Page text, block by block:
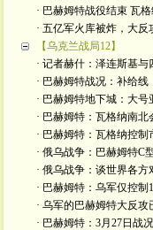
· 巴赫姆特战役结束 瓦
· 五亿军火库被炸，大反
【乌克兰战局12】
· 记者赫什：泽连斯基与
· 巴赫姆特战况：补给线
· 巴赫姆特地下城：大号
· 巴赫姆特：瓦格纳南北
· 巴赫姆特：瓦格纳控制
· 俄乌战争：巴赫姆特C
· 俄乌战争：谈世界各方
· 巴赫姆特：乌军仅控制
· 乌军的巴赫姆特大反攻
· 巴赫姆特：3月27日战